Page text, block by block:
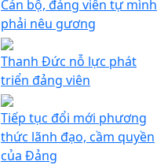
Cán bộ, đảng viên tự mình
phải nêu gương
Thanh Đức nỗ lực phát
triển đảng viên
Tiếp tục đổi mới phương
thức lãnh đạo, cầm quyền
của Đảng